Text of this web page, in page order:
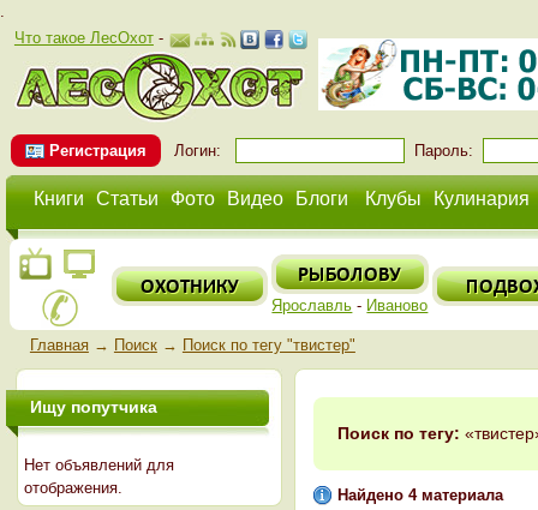
.
Что такое ЛесОхот-
Регистрация Логин: Пароль:
Книги Статьи Фото Видео Блоги Клубы Кулинария
Ярославль - Иваново
Главная→ Поиск→ Поиск по тегу "твистер"
Поиск по тегу:
Найдено 4 материала
Ищу попутчика
Нет объявлений для
отображения.